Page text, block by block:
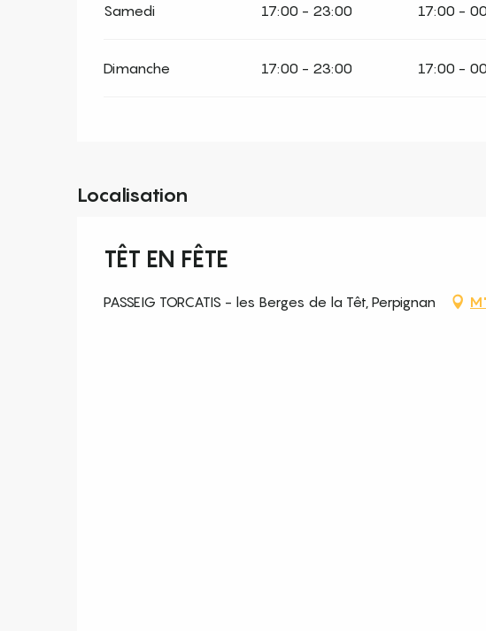
Samedi 17:00 - 23:00 17:00 -
Dimanche 17:00 - 23:00 17:00 -
Localisation
TÊT EN FÊTE
PASSEIG TORCATIS - les Berges de la Têt, Perpignan